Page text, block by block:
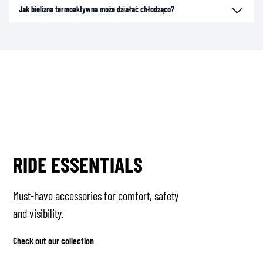
Jak bielizna termoaktywna może działać chłodząco?
RIDE ESSENTIALS
Must-have accessories for comfort, safety
and visibility.
Check out our collection